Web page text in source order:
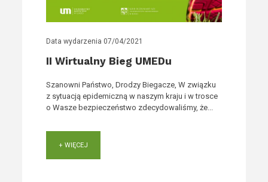
Data wydarzenia 07/04/2021
II Wirtualny Bieg UMEDu
Szanowni Państwo, Drodzy Biegacze, W związku
z sytuacją epidemiczną w naszym kraju i w trosce
o Wasze bezpieczeństwo zdecydowaliśmy, że...
+ WIĘCEJ